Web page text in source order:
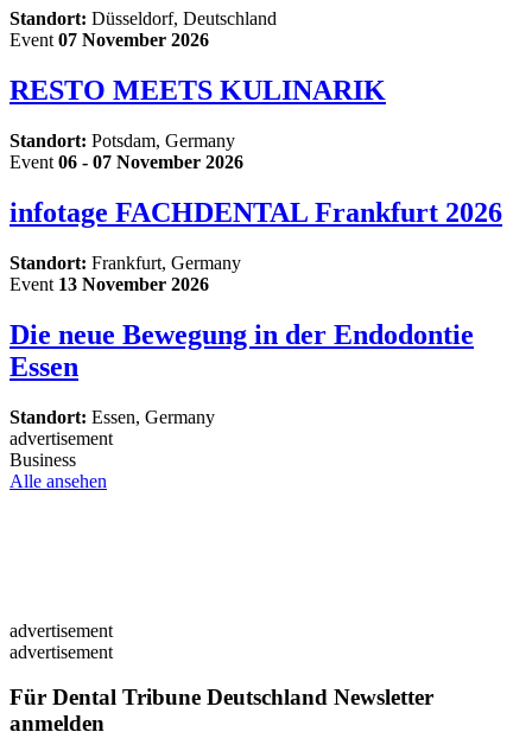
Standort: Düsseldorf, Deutschland
Event 07 November 2026
RESTO MEETS KULINARIK
Standort: Potsdam, Germany
Event 06 - 07 November 2026
infotage FACHDENTAL Frankfurt 2026
Standort: Frankfurt, Germany
Event 13 November 2026
Die neue Bewegung in der Endodontie
Essen
Standort: Essen, Germany
advertisement
Business
Alle ansehen
advertisement
advertisement
Für Dental Tribune Deutschland Newsletter
anmelden